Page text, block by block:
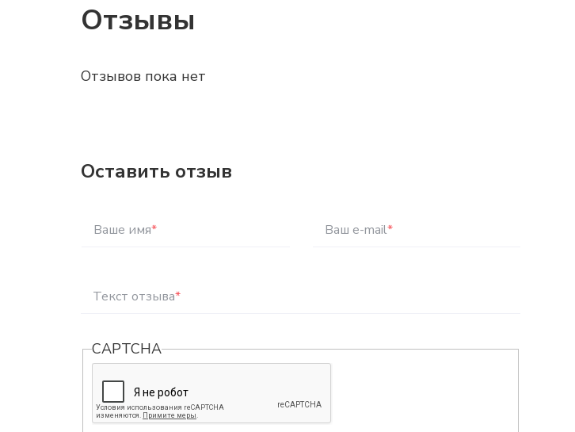
Отзывы
Отзывов пока нет
Оставить отзыв
Ваше имя* Ваш e-mail*
Текст отзыва*
CAPTCHA